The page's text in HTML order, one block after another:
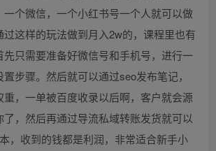
一个微信，一个小红书号一个人就可以做
这样的玩法做到月入2w的，课程里也有
先只需要准备好微信号和手机号，进行一
步骤。然后就可以通过seo发布笔记，
，一单被百度收录以后啊，客户就会源
，然后再通过导流私域转账发货就可以
，收到的钱都是利润，非常适合新手小